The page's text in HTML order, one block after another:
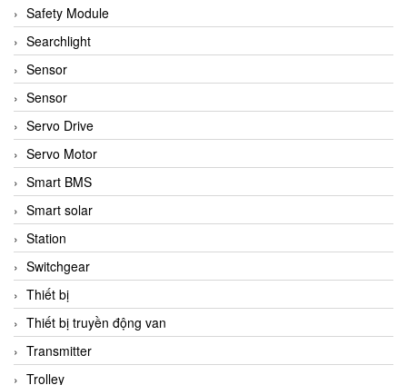
Safety Module
Searchlight
Sensor
Sensor
Servo Drive
Servo Motor
Smart BMS
Smart solar
Station
Switchgear
Thiết bị
Thiết bị truyền động van
Transmitter
Trolley